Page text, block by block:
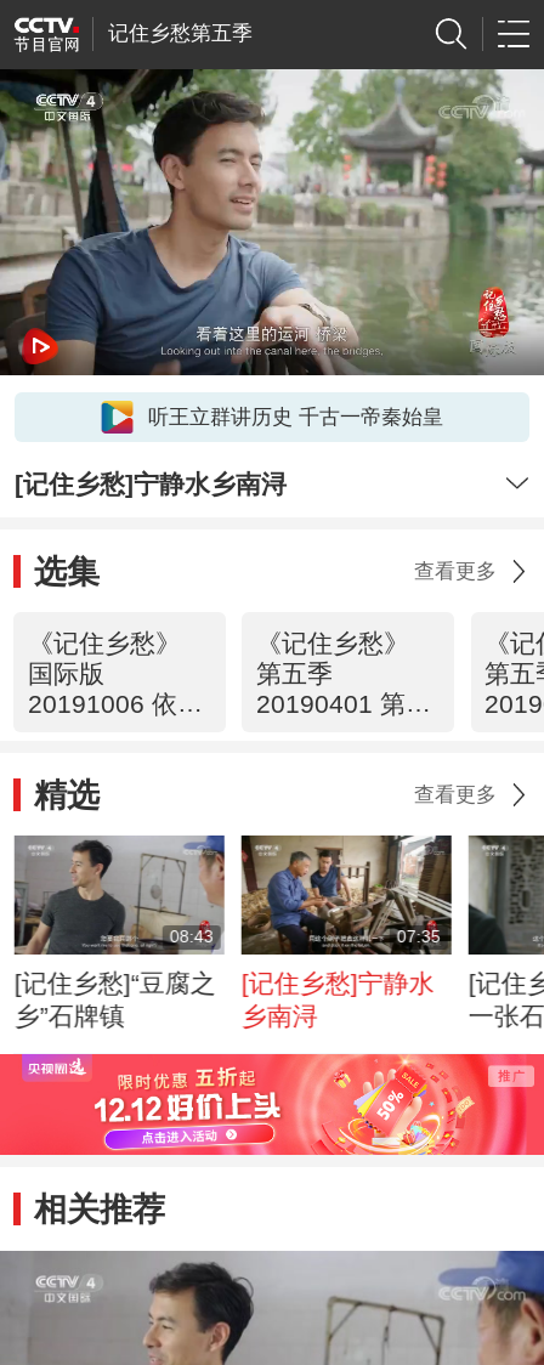
记住乡愁第五季
听王立群讲历史 千古一帝秦始皇
[记住乡愁]宁静水乡南浔
选集 查看更多
《记住乡愁》
国际版
20191006 依江
《记住乡愁》
第五季
20190401 第六
《
第五
文运
精选 查看更多
08:43
[记住乡愁]“豆腐之
乡”石牌镇
07:35
[记住乡愁]宁静水
乡南浔
[记住
一张
相关推荐